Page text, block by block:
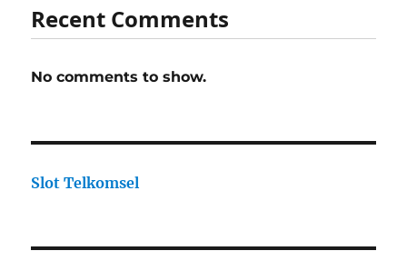
Recent Comments
No comments to show.
Slot Telkomsel